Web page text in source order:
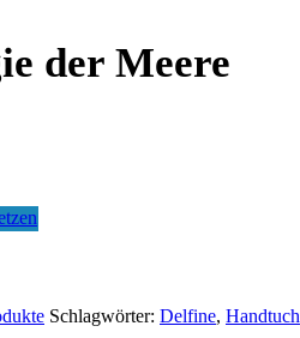
der Meere
Schlagwörter: Delfine, Handtuch